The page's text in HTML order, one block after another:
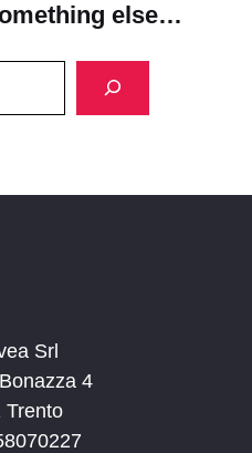
else…
Srl
4
Trento